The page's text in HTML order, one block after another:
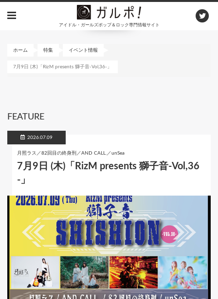
アイドル・ガールズポップ＆ロック専門情報サイト
ホーム 特集 イベント情報
7月9日 (木)「RizM presents 獅子音-Vol,36-」
FEATURE
2026.07.09
月照ラス／82回目の終身刑／AND CALL.／unSea
7月9日 (木)「RizM presents 獅子音-Vol,36
-」